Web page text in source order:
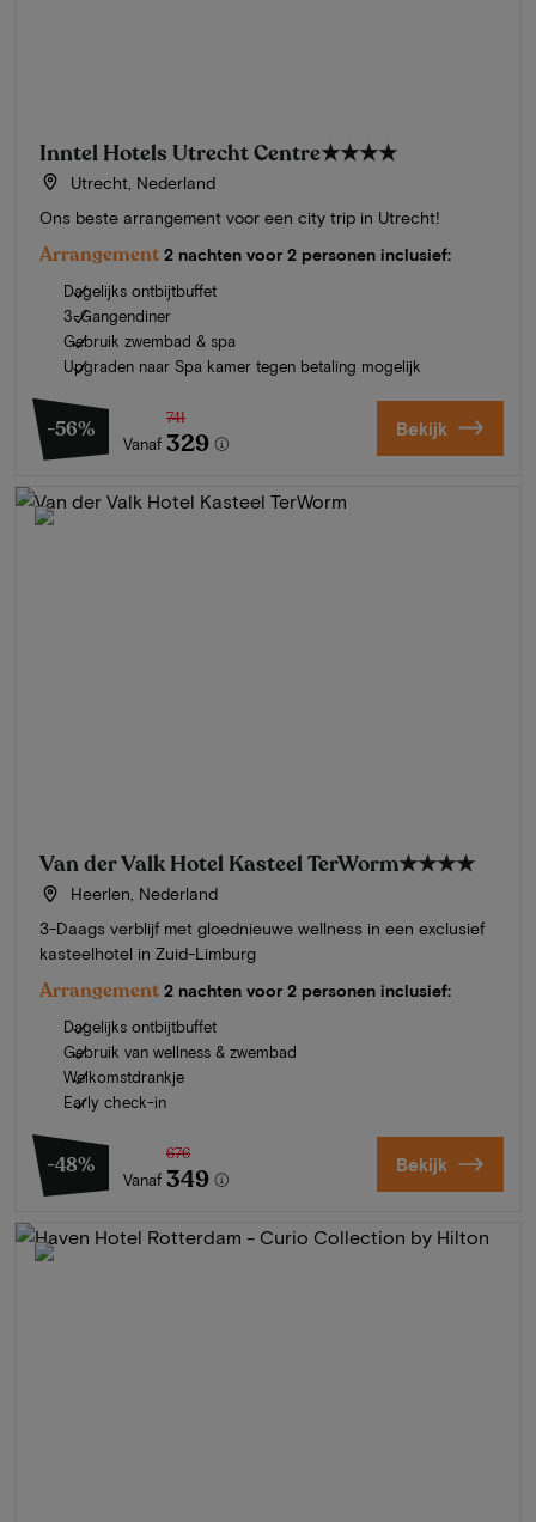
Inntel Hotels Utrecht Centre★★★★
Utrecht, Nederland
Ons beste arrangement voor een city trip in Utrecht!
Arrangement 2 nachten voor 2 personen inclusief:
Dagelijks ontbijtbuffet
3-Gangendiner
Gebruik zwembad & spa
Upgraden naar Spa kamer tegen betaling mogelijk
-56%
Vanaf
741
329 Bekijk
Van der Valk Hotel Kasteel TerWorm★★★★
Heerlen, Nederland
3-Daags verblijf met gloednieuwe wellness in een exclusief
kasteelhotel in Zuid-Limburg
Arrangement 2 nachten voor 2 personen inclusief:
Dagelijks ontbijtbuffet
Gebruik van wellness & zwembad
Welkomstdrankje
Early check-in
-48%
Vanaf
676
349 Bekijk